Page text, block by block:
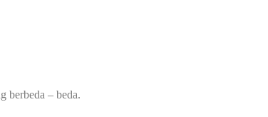
berbeda – beda.